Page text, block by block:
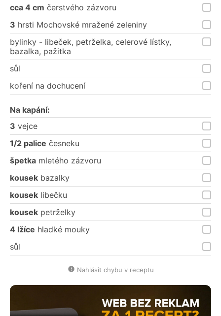
cca 4 cm čerstvého zázvoru
3 hrsti Mochovské mražené zeleniny
bylinky - libeček, petrželka, celerové lístky,
bazalka, pažitka
sůl
koření na dochucení
Na kapání:
3 vejce
1/2 palice česneku
špetka mletého zázvoru
kousek bazalky
kousek libečku
kousek petrželky
4 lžíce hladké mouky
sůl
Nahlásit chybu v receptu